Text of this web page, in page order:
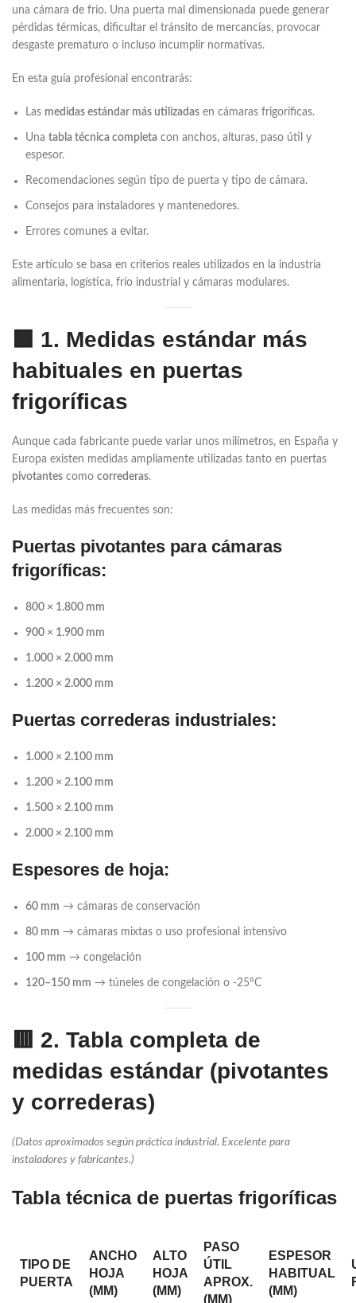
una cámara de frío. Una puerta mal dimensionada puede generar
pérdidas térmicas, dificultar el tránsito de mercancías, provocar
desgaste prematuro o incluso incumplir normativas.
En esta guía profesional encontrarás:
Las medidas estándar más utilizadas en cámaras frigoríficas.
Una tabla técnica completa con anchos, alturas, paso útil y
espesor.
Recomendaciones según tipo de puerta y tipo de cámara.
Consejos para instaladores y mantenedores.
Errores comunes a evitar.
Este artículo se basa en criterios reales utilizados en la industria
alimentaria, logística, frío industrial y cámaras modulares.
🟩 1. Medidas estándar más
habituales en puertas
frigoríficas
Aunque cada fabricante puede variar unos milímetros, en España y
Europa existen medidas ampliamente utilizadas tanto en puertas
pivotantes como correderas.
Las medidas más frecuentes son:
Puertas pivotantes para cámaras
frigoríficas:
800 × 1.800 mm
900 × 1.900 mm
1.000 × 2.000 mm
1.200 × 2.000 mm
Puertas correderas industriales:
1.000 × 2.100 mm
1.200 × 2.100 mm
1.500 × 2.100 mm
2.000 × 2.100 mm
Espesores de hoja:
60 mm → cámaras de conservación
80 mm → cámaras mixtas o uso profesional intensivo
100 mm → congelación
120–150 mm → túneles de congelación o -25ºC
🟥 2. Tabla completa de
medidas estándar (pivotantes
y correderas)
(Datos aproximados según práctica industrial. Excelente para
instaladores y fabricantes.)
Tabla técnica de puertas frigoríficas
TIPO DE
PUERTA
ANCHO
HOJA
(MM)
ALTO
HOJA
(MM)
PASO
ÚTIL
APROX.
(MM)
ESPESOR
HABITUAL
(MM)